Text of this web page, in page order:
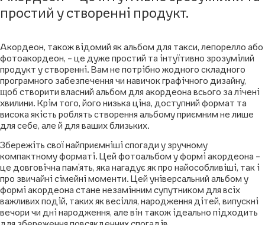
простий у створенні продукт.
Акордеон, також відомий як альбом для такси, лепорелло або
фотоакордеон, – це дуже простий та інтуїтивно зрозумілий
продукт у створенні. Вам не потрібно жодного складного
програмного забезпечення чи навичок графічного дизайну,
щоб створити власний альбом для акордеона всього за лічені
висока якість роблять створення альбому приємним не лише
для себе, але й для ваших близьких.
Збережіть свої найприємніші спогади у зручному
компактному форматі. Цей фотоальбом у формі акордеона –
це довговічна пам'ять, яка нагадує як про найособливіші, так і
про звичайні сімейні моменти. Цей універсальний альбом у